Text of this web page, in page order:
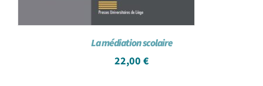
La médiation scolaire
22,00 €